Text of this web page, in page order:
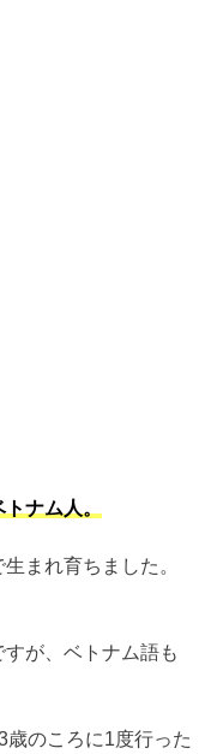
ナム人。
まれ育ちました。
が、ベトナム語も
のころに1度行った